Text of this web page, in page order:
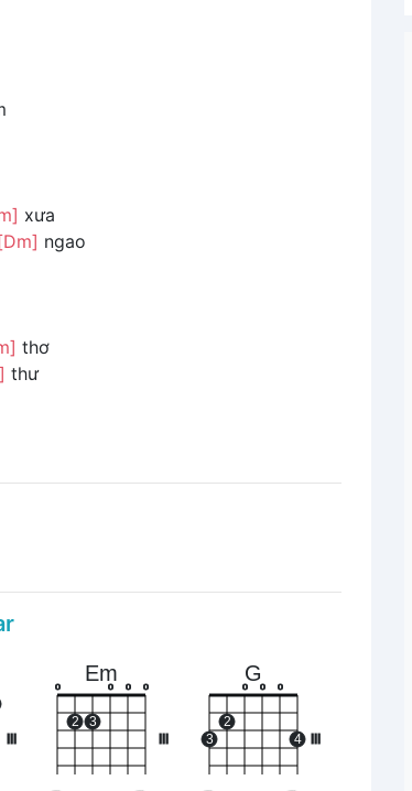
xưa
[Dm] ngao
thơ
thư
Em
o
2 3
o o o
G
3
2
o o o
4